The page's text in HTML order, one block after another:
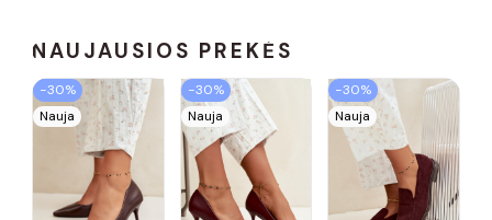
NAUJAUSIOS PREKĖS
−30%
Nauja
−30%
Nauja
−30%
Nauja